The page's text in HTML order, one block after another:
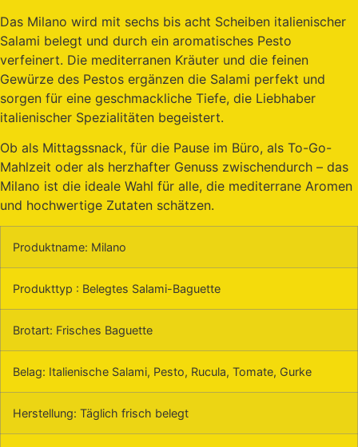
Das Milano wird mit sechs bis acht Scheiben italienischer
Salami belegt und durch ein aromatisches Pesto
verfeinert. Die mediterranen Kräuter und die feinen
Gewürze des Pestos ergänzen die Salami perfekt und
sorgen für eine geschmackliche Tiefe, die Liebhaber
italienischer Spezialitäten begeistert.
Ob als Mittagssnack, für die Pause im Büro, als To-Go-
Mahlzeit oder als herzhafter Genuss zwischendurch – das
Milano ist die ideale Wahl für alle, die mediterrane Aromen
und hochwertige Zutaten schätzen.
Produktname: Milano
Produkttyp : Belegtes Salami-Baguette
Brotart: Frisches Baguette
Belag: Italienische Salami, Pesto, Rucula, Tomate, Gurke
Herstellung: Täglich frisch belegt